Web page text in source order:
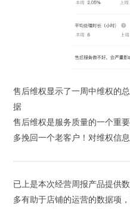
售后维权显示了一周中维权的
据
售后维权是服务质量的一个重
多挽回一个老客户！对维权信
已上是本次经营周报产品提供
多有助于店铺的运营的数据项